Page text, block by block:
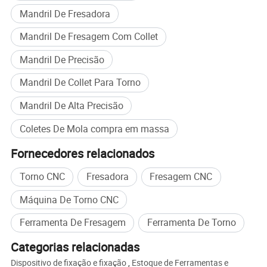
principalmente à I&D e à produção de ferramentas de aço
de tungsténio (carboneto de tungsténio), incluindo
ferramentas de perfuração de aço de
tungsténio/inserções/brocas/fresas NC; a base de
produção em Taiwan é principalmente dedicada à I&D e à
produção de dispositivos de fixação de precisão, incluindo
o mandril Lahe/ER. Aceitamos personalização OEM não
padrão e fornecemos comunicação de engenheiro um-
para-um.
Mandril De Fresadora
Mandril De Fresagem Com Collet
Mandril De Precisão
Mandril De Collet Para Torno
Mandril De Alta Precisão
Coletes De Mola compra em massa
Fornecedores relacionados
Torno CNC Fresadora
Fresagem CNC
Máquina De Torno CNC
Ferramenta De Fresagem
Ferramenta De Torno
Categorias relacionadas
Dispositivo de fixação e fixação Estoque de Ferramentas e